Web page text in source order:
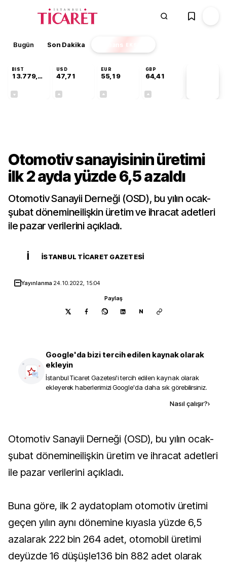
Bugün Son Dakika Finans EKSTRA
BIST
13.779,39
USD
47,71
EUR
55,19
GBP
64,41
Otomotiv sanayisinin üretimi
ilk 2 ayda yüzde 6,5 azaldı
Otomotiv Sanayii Derneği (OSD), bu yılın ocak-
şubat dönemineilişkin üretim ve ihracat adetleri
ile pazar verilerini açıkladı.
İ İSTANBUL TICARET GAZETESI
Yayınlanma 24.10.2022, 15:04
Paylaş
N
Google'da bizi tercih edilen kaynak olarak
ekleyin
İstanbul Ticaret Gazetesi'i tercih edilen kaynak olarak
ekleyerek haberlerimizi Google'da daha sık görebilirsiniz.
Nasıl çalışır?›
Otomotiv Sanayii Derneği (OSD), bu yılın ocak-
şubat dönemineilişkin üretim ve ihracat adetleri
ile pazar verilerini açıkladı.
Buna göre, ilk 2 aydatoplam otomotiv üretimi
geçen yılın aynı dönemine kıyasla yüzde 6,5
azalarak 222 bin 264 adet, otomobil üretimi
deyüzde 16 düşüşle136 bin 882 adet olarak